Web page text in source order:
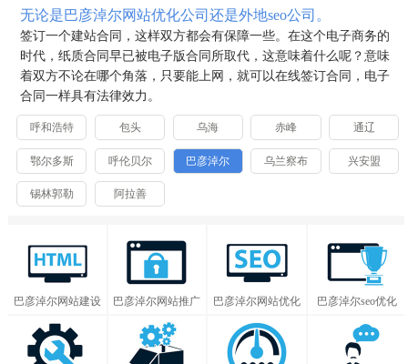
无论是巴彦淖尔网站优化公司还是外地seo公司。
签订一个建站合同，这样双方都会有保障一些。在这个电子商务的
时代，纸质合同早已被电子版合同所取代，这意味着什么呢？意味
着双方不论在哪个角落，只要能上网，就可以在线签订合同，电子
合同一样具有法律效力。
呼和浩特 包头 乌海 赤峰 通辽
鄂尔多斯 呼伦贝尔 巴彦淖尔 乌兰察布 兴安盟
锡林郭勒 阿拉善
巴彦淖尔网站建设 巴彦淖尔网站推广 巴彦淖尔网站优化 巴彦淖尔seo优化